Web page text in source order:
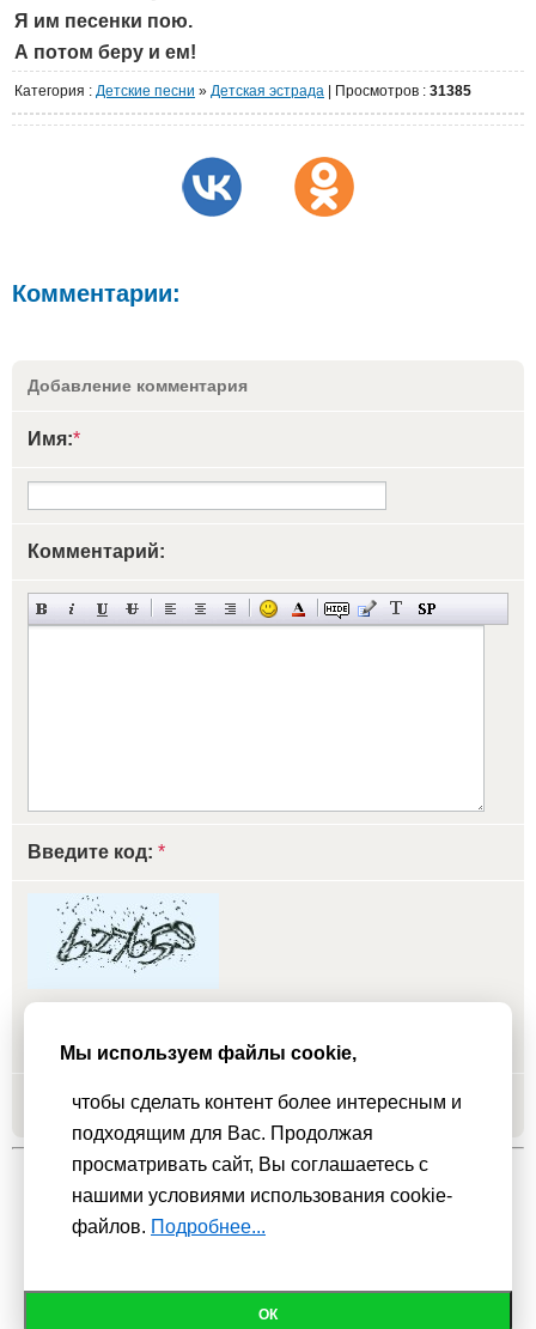
Я им песенки пою.
А потом беру и ем!
Категория : Детские песни » Детская эстрада Просмотров : 31385
Комментарии:
Добавление комментария
Имя:*
Комментарий:
Введите код: *
Добавить
При использовании материалов активная гиперссылка на
Мы используем файлы cookie,
чтобы сделать контент более интересным и
подходящим для Вас. Продолжая
просматривать сайт, Вы соглашаетесь с
нашими условиями использования cookie-
файлов. Подробнее...
ОК